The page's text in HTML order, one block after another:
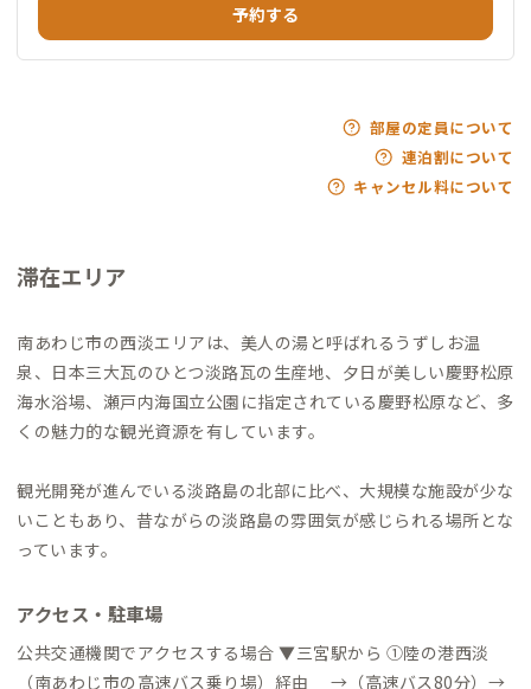
予約する
部屋の定員について
連泊割について
キャンセル料について
滞在エリア
南あわじ市の西淡エリアは、美人の湯と呼ばれるうずしお温
泉、日本三大瓦のひとつ淡路瓦の生産地、夕日が美しい慶野松原
海水浴場、瀬戸内海国立公園に指定されている慶野松原など、多
くの魅力的な観光資源を有しています。
観光開発が進んでいる淡路島の北部に比べ、大規模な施設が少な
いこともあり、昔ながらの淡路島の雰囲気が感じられる場所とな
っています。
アクセス・駐車場
公共交通機関でアクセスする場合 ▼三宮駅から ①陸の港西淡
（南あわじ市の高速バス乗り場）経由 →（高速バス80分）→